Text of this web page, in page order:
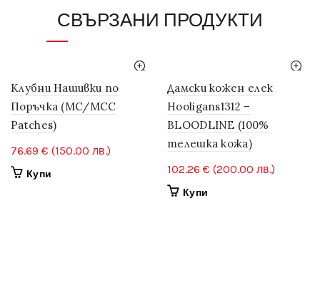
СВЪРЗАНИ ПРОДУКТИ
Клубни Нашивки по
Поръчка (MC/MCC
Patches)
76.69 € (150.00 лв.)
Купи
Дамски кожен елек
Hooligans1312 –
BLOODLINE (100%
телешка кожа)
102.26 € (200.00 лв.)
Купи